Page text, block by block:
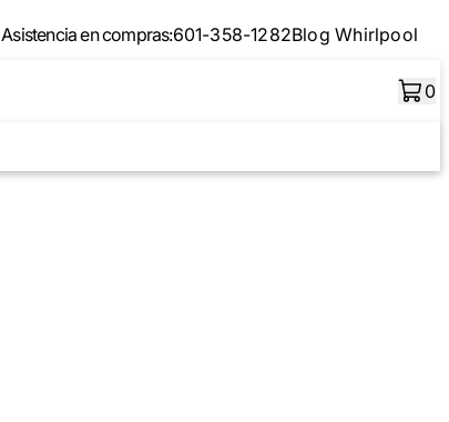
Asistencia en compras:601-358-1282Blog Whirlpool
0